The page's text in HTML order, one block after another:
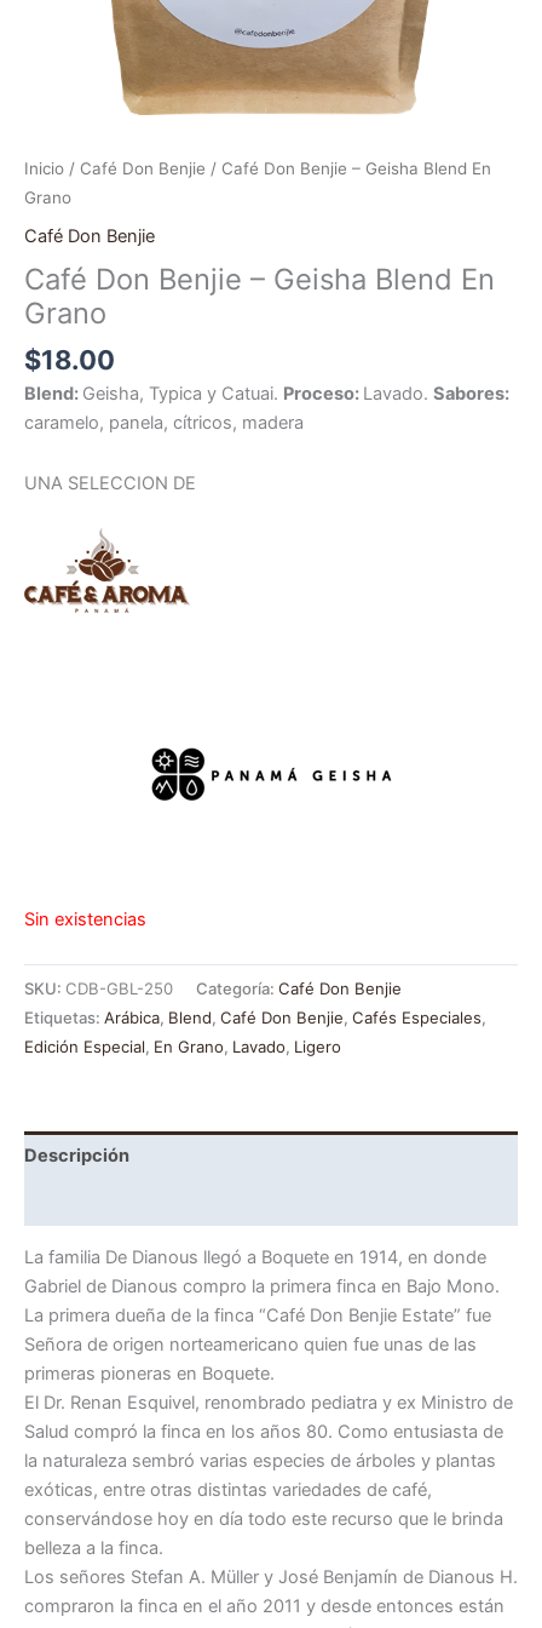
Inicio / Café Don Benjie / Café Don Benjie – Geisha Blend En
Grano
Café Don Benjie
Café Don Benjie – Geisha Blend En
Grano
$18.00
Blend: Geisha, Typica y Catuai. Proceso: Lavado. Sabores:
caramelo, panela, cítricos, madera
UNA SELECCION DE
Sin existencias
SKU: CDB-GBL-250 Categoría: Café Don Benjie
Etiquetas: Arábica, Blend, Café Don Benjie, Cafés Especiales,
Edición Especial, En Grano, Lavado, Ligero
Descripción
La familia De Dianous llegó a Boquete en 1914, en donde
Gabriel de Dianous compro la primera finca en Bajo Mono.
La primera dueña de la finca “Café Don Benjie Estate” fue
Señora de origen norteamericano quien fue unas de las
primeras pioneras en Boquete.
El Dr. Renan Esquivel, renombrado pediatra y ex Ministro de
Salud compró la finca en los años 80. Como entusiasta de
la naturaleza sembró varias especies de árboles y plantas
exóticas, entre otras distintas variedades de café,
conservándose hoy en día todo este recurso que le brinda
belleza a la finca.
Los señores Stefan A. Müller y José Benjamín de Dianous H.
compraron la finca en el año 2011 y desde entonces están